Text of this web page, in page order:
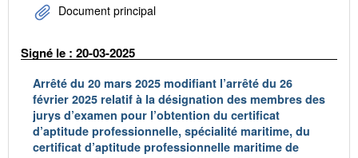
Document principal
Signé le : 20-03-2025
Arrêté du 20 mars 2025 modifiant l’arrêté du 26
février 2025 relatif à la désignation des membres des
jurys d’examen pour l’obtention du certificat
d’aptitude professionnelle, spécialité maritime, du
certificat d’aptitude professionnelle maritime de